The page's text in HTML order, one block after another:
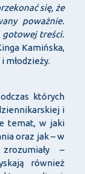
się, że
poważnie.
treści.
Kamińska,
młodzieży.
których
i
temat, w jaki
oraz jak – w
–
również